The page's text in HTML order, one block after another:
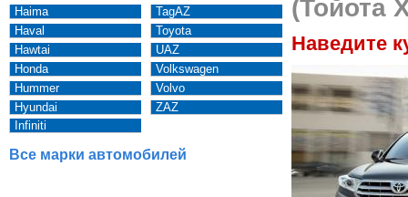
Haima
Haval
Hawtai
Honda
Hummer
Hyundai
Infiniti
TagAZ
Toyota
UAZ
Volkswagen
Volvo
ZAZ
Все марки автомобилей
(Тойота
Наведите